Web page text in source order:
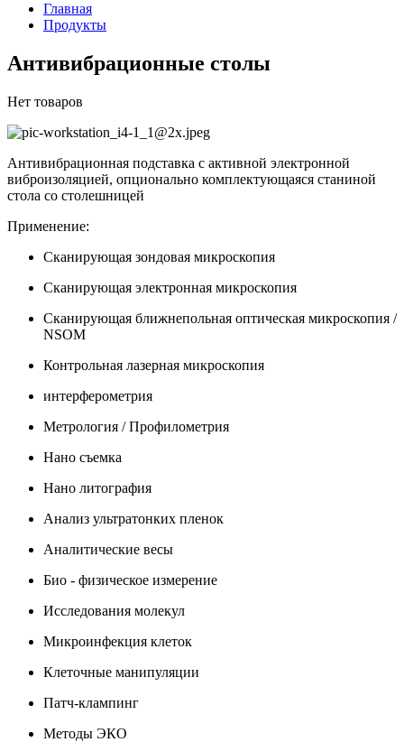
Главная
Продукты
Антивибрационные столы
Нет товаров
Антивибрационная подставка с активной электронной
виброизоляцией, опционально комплектующаяся станиной
стола со столешницей
Применение:
Сканирующая зондовая микроскопия
Сканирующая электронная микроскопия
Сканирующая ближнепольная оптическая микроскопия /
NSOM
Контрольная лазерная микроскопия
интерферометрия
Метрология / Профилометрия
Нано съемка
Нано литография
Анализ ультратонких пленок
Аналитические весы
Био - физическое измерение
Исследования молекул
Микроинфекция клеток
Клеточные манипуляции
Патч-клампинг
Методы ЭКО